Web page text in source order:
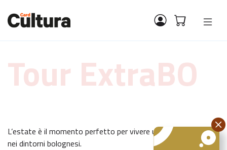
Tour ExtraBO
L’estate è il momento perfetto per vivere un’esperienza unica
nei dintorni bolognesi.